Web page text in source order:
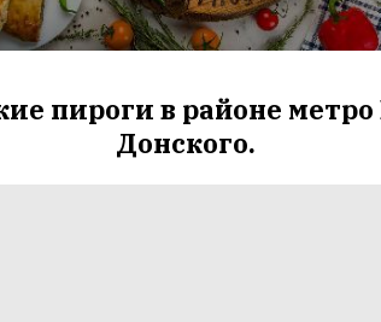
пироги в районе
Донского.